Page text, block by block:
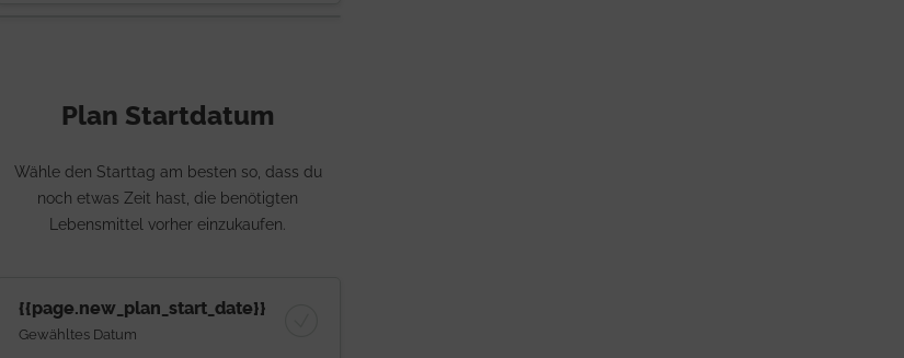
Plan Startdatum
Wähle den Starttag am besten so, dass du
noch etwas Zeit hast, die benötigten
Lebensmittel vorher einzukaufen.
{{page.new_plan_start_date}}
Gewähltes Datum